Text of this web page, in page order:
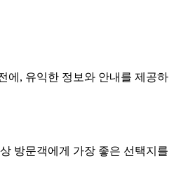
에, 유익한 정보와 안내를 제공하
방문객에게 가장 좋은 선택지를